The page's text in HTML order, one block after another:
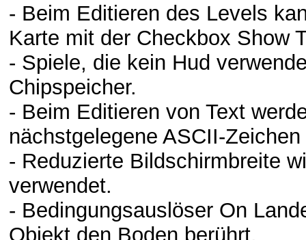
- Beim Editieren des Levels
Karte mit der Checkbox Show
- Spiele, die kein Hud
Chipspeicher.
- Beim Editieren von Text
nächstgelegene ASCII-
- Reduzierte Bildschirmbreite
verwendet.
- Bedingungsauslöser On
Objekt den Boden berührt.